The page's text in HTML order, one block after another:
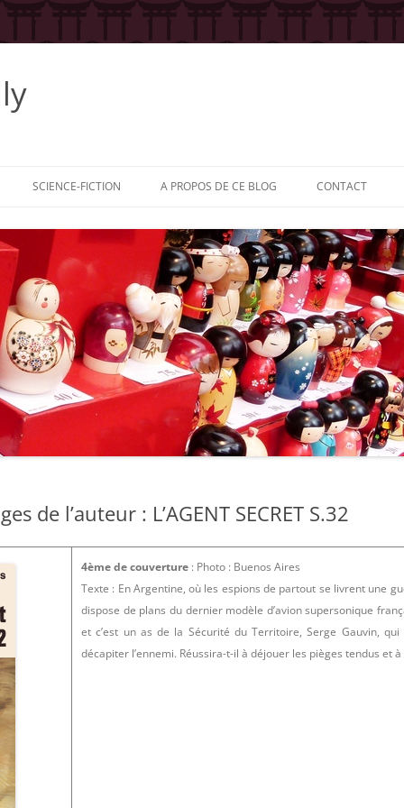
LE HÉROS
L’AUTEUR
LES
LES ÉDITEURS
LES COLLECTIONS
LES AVENTURES
LIENS
À PROPOS…
SCIENCE-FICTION A PROPOS DE CE BLOG CONTACT
de l’auteur : L’AGENT SECRET S.32
4ème de couverture : Photo : Buenos Aires
Texte : En Argentine, où les espions de partout se livrent une
dispose de plans du dernier modèle d’avion supersonique
et c’est un as de la Sécurité du Territoire, Serge Gauvin,
décapiter l’ennemi. Réussira-t-il à déjouer les pièges tendus et